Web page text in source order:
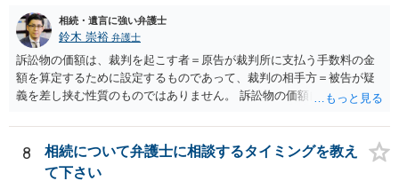
相続・遺言に強い弁護士
鈴木 崇裕 弁護士
訴訟物の価額は、裁判を起こす者＝原告が裁判所に支払う手数料の金
額を算定するために設定するものであって、裁判の相手方＝被告が疑
義を差し挟む性質のものではありません。 訴訟物の価額自体が裁判の
したとしても、変更されることはありません。
8
相続について弁護士に相談するタイミングを教え
て下さい